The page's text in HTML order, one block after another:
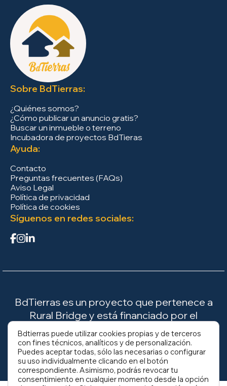
Sobre BdTierras:
¿Quiénes somos?
¿Cómo publicar un anuncio gratis?
Buscar un inmueble o terreno
Incubadora de proyectos BdTieras
Ayuda:
Contacto
Preguntas frecuentes (FAQs)
Aviso Legal
Política de privacidad
Política de cookies
Síguenos en redes sociales:
BdTierras es un proyecto que pertenece a
Rural Bridge y está financiado por el
Ministerio para la Transición Ecológica y el
Reto Demográfico (MITECO).
Bdtierras puede utilizar cookies propias y de terceros
con fines técnicos, analíticos y de personalización.
Puedes aceptar todas, sólo las necesarias o configurar
su uso individualmente clicando en el botón
correspondiente. Asimismo, podrás revocar tu
consentimiento en cualquier momento desde la opción